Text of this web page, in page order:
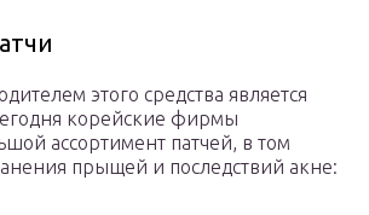
этого средства является
корейские фирмы
ассортимент патчей, в том
прыщей и последствий акне: